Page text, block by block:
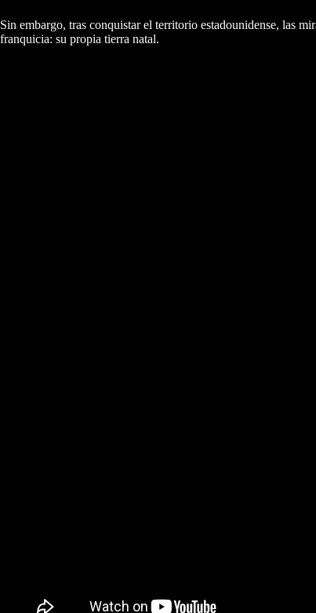
Sin embargo, tras conquistar el territorio estadounidense, las
franquicia: su propia tierra natal.